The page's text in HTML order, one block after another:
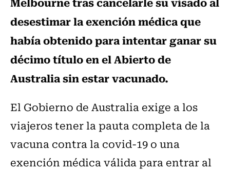
desestimar la exención médica que
había obtenido para intentar ganar su
décimo título en el Abierto de
Australia sin estar vacunado.
El Gobierno de Australia exige a los
viajeros tener la pauta completa de la
vacuna contra la covid-19 o una
exención médica válida para entrar al